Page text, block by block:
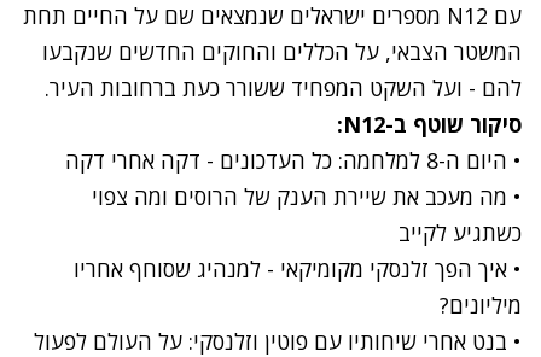
עם N12 מספרים ישראלים שנמצאים שם על החיים תחת
המשטר הצבאי, על הכללים והחוקים החדשים שנקבעו
להם - ועל השקט המפחיד ששורר כעת ברחובות העיר.
סיקור שוטף ב-N12:
• היום ה-8 למלחמה: כל העדכונים - דקה אחרי דקה
• מה מעכב את שיירת הענק של הרוסים ומה צפוי
כשתגיע לקייב
• איך הפך זלנסקי מקומיקאי - למנהיג שסוחף אחריו
מיליונים?
• בנט אחרי שיחותיו עם פוטין וזלנסקי: על העולם לפעול